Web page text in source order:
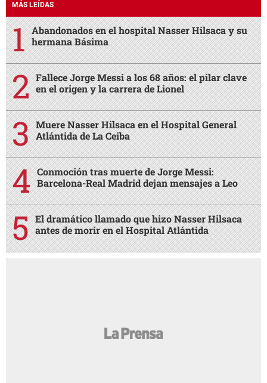
MÁS LEÍDAS
Abandonados en el hospital Nasser Hilsaca y su
hermana Básima
Fallece Jorge Messi a los 68 años: el pilar clave
en el origen y la carrera de Lionel
Muere Nasser Hilsaca en el Hospital General
Atlántida de La Ceiba
Conmoción tras muerte de Jorge Messi:
Barcelona-Real Madrid dejan mensajes a Leo
El dramático llamado que hizo Nasser Hilsaca
antes de morir en el Hospital Atlántida